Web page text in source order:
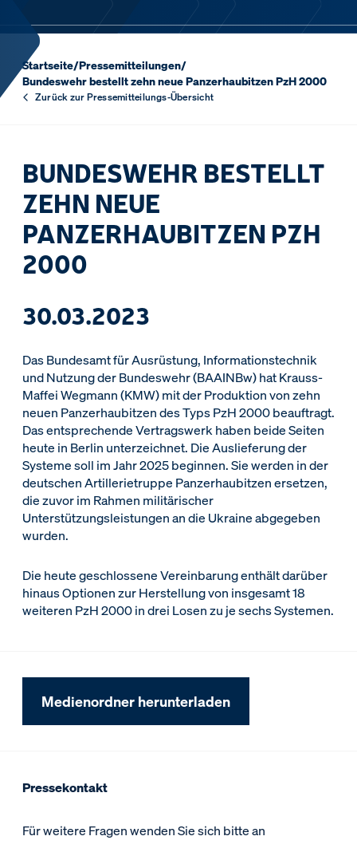
Startseite/Pressemitteilungen/
Bundeswehr bestellt zehn neue Panzerhaubitzen PzH 2000
Zurück zur Pressemitteilungs-Übersicht
BUNDESWEHR BESTELLT
ZEHN NEUE
PANZERHAUBITZEN PZH
2000
30.03.2023
Das Bundesamt für Ausrüstung, Informationstechnik
und Nutzung der Bundeswehr (BAAINBw) hat Krauss-
Maffei Wegmann (KMW) mit der Produktion von zehn
neuen Panzerhaubitzen des Typs PzH 2000 beauftragt.
Das entsprechende Vertragswerk haben beide Seiten
heute in Berlin unterzeichnet. Die Auslieferung der
Systeme soll im Jahr 2025 beginnen. Sie werden in der
deutschen Artillerietruppe Panzerhaubitzen ersetzen,
die zuvor im Rahmen militärischer
Unterstützungsleistungen an die Ukraine abgegeben
wurden.
Die heute geschlossene Vereinbarung enthält darüber
hinaus Optionen zur Herstellung von insgesamt 18
weiteren PzH 2000 in drei Losen zu je sechs Systemen.
Medienordner herunterladen
Pressekontakt
Für weitere Fragen wenden Sie sich bitte an